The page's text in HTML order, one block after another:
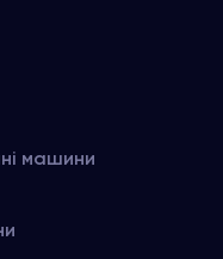
машини